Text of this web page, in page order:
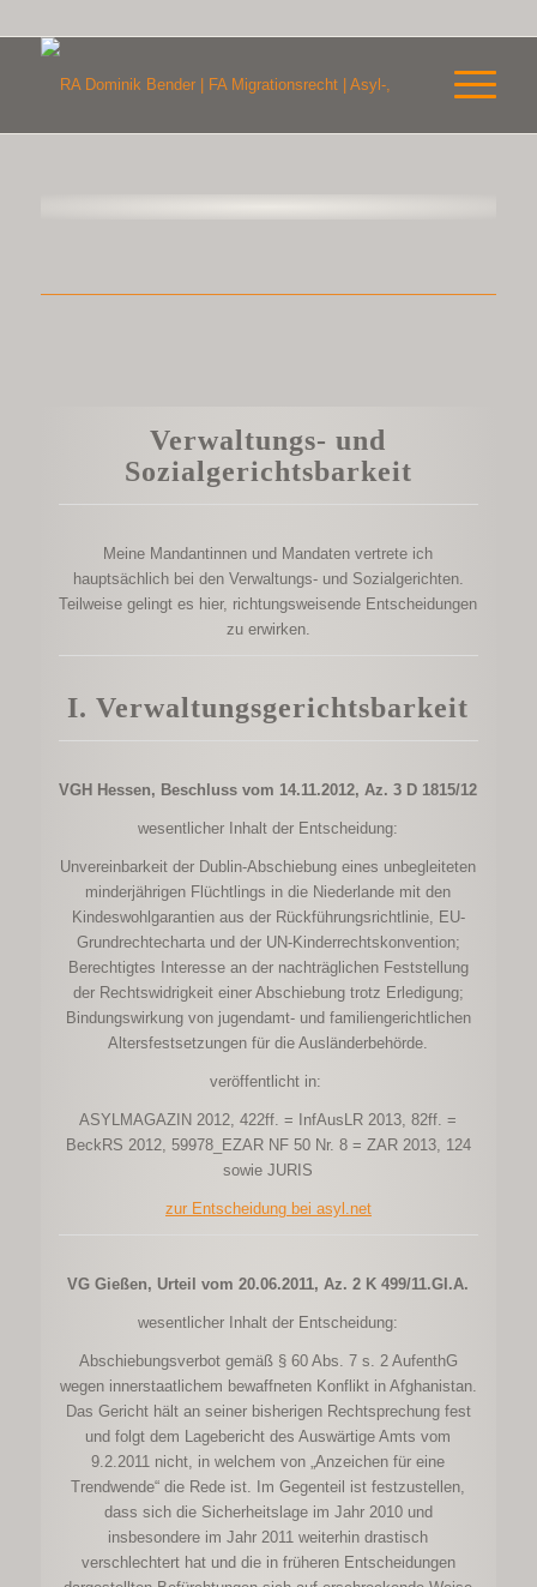
Verwaltungs- und
Sozialgerichtsbarkeit
Meine Mandantinnen und Mandaten vertrete ich
hauptsächlich bei den Verwaltungs- und Sozialgerichten.
Teilweise gelingt es hier, richtungsweisende Entscheidungen
zu erwirken.
I. Verwaltungsgerichtsbarkeit
VGH Hessen, Beschluss vom 14.11.2012, Az. 3 D 1815/12
wesentlicher Inhalt der Entscheidung:
Unvereinbarkeit der Dublin-Abschiebung eines unbegleiteten
minderjährigen Flüchtlings in die Niederlande mit den
Kindeswohlgarantien aus der Rückführungsrichtlinie, EU-
Grundrechtecharta und der UN-Kinderrechtskonvention;
Berechtigtes Interesse an der nachträglichen Feststellung
der Rechtswidrigkeit einer Abschiebung trotz Erledigung;
Bindungswirkung von jugendamt- und familiengerichtlichen
Altersfestsetzungen für die Ausländerbehörde.
veröffentlicht in:
ASYLMAGAZIN 2012, 422ff. = InfAusLR 2013, 82ff. =
BeckRS 2012, 59978_EZAR NF 50 Nr. 8 = ZAR 2013, 124
sowie JURIS
zur Entscheidung bei asyl.net
VG Gießen, Urteil vom 20.06.2011, Az. 2 K 499/11.GI.A.
wesentlicher Inhalt der Entscheidung:
Abschiebungsverbot gemäß § 60 Abs. 7 s. 2 AufenthG
wegen innerstaatlichem bewaffneten Konflikt in Afghanistan.
Das Gericht hält an seiner bisherigen Rechtsprechung fest
und folgt dem Lagebericht des Auswärtige Amts vom
9.2.2011 nicht, in welchem von „Anzeichen für eine
Trendwende“ die Rede ist. Im Gegenteil ist festzustellen,
dass sich die Sicherheitslage im Jahr 2010 und
insbesondere im Jahr 2011 weiterhin drastisch
verschlechtert hat und die in früheren Entscheidungen